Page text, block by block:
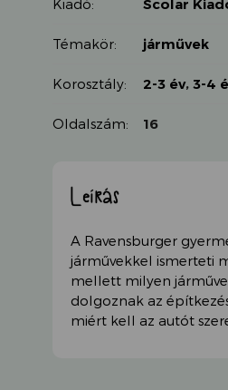
Kiadó: Scolar
Témakör: járművek
Korosztály: 2-3 év, 3-4
Oldalszám: 16
Leírás
A Ravensburger
járművekkel ismerteti
mellett milyen
dolgoznak az
miért kell az autót